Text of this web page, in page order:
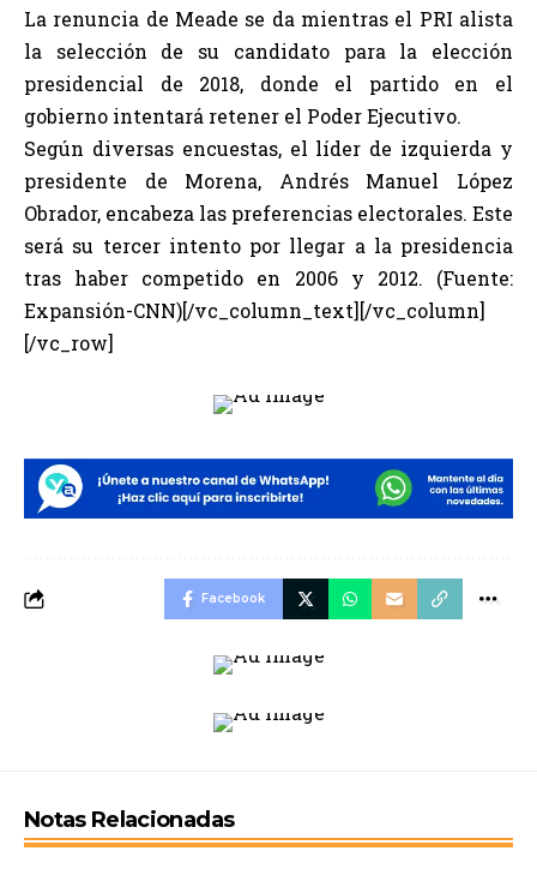
La renuncia de Meade se da mientras el PRI alista
la selección de su candidato para la elección
presidencial de 2018, donde el partido en el
gobierno intentará retener el Poder Ejecutivo.
Según diversas encuestas, el líder de izquierda y
presidente de Morena, Andrés Manuel López
Obrador, encabeza las preferencias electorales. Este
será su tercer intento por llegar a la presidencia
tras haber competido en 2006 y 2012. (Fuente:
Expansión-CNN)[/vc_column_text][/vc_column]
[/vc_row]
Facebook
Notas Relacionadas